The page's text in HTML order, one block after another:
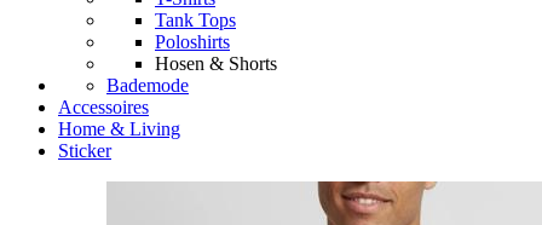
Tank Tops
Poloshirts
Hosen & Shorts
Bademode
Accessoires
Home & Living
Sticker